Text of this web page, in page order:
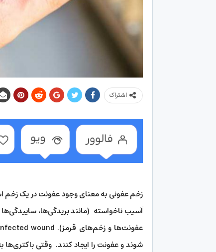
اشتراک
زخم عفونی به معنای وجود عفونت در یک
آسیب ناخواسته (مانند بریدگی‌ها،
شوند و عفونت را ایجاد کنند. وقتی